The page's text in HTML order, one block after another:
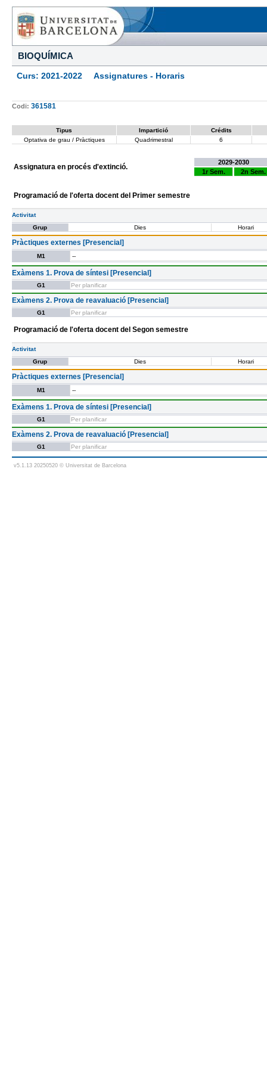
BIOQUÍMICA
Curs: 2021-2022 Assignatures - Horaris
Codi: 361581
Tipus Impartició
Crédits
Optativa de grau / Pràctiques
Quadrimestral 6
Assignatura en procés d'extinció.
2029-2030
1r Sem.
2n Sem.
Programació de l'oferta docent del Primer semestre
Activitat
Grup
Dies Horari
Pràctiques externes [Presencial]
M1 --
Exàmens 1. Prova de síntesi [Presencial]
G1 Per planificar
Exàmens 2. Prova de reavaluació [Presencial]
G1 Per planificar
Programació de l'oferta docent del Segon semestre
Activitat
Grup
Dies Horari
Pràctiques externes [Presencial]
M1 --
Exàmens 1. Prova de síntesi [Presencial]
G1 Per planificar
Exàmens 2. Prova de reavaluació [Presencial]
G1 Per planificar
v5.1.13 20250520 © Universitat de Barcelona